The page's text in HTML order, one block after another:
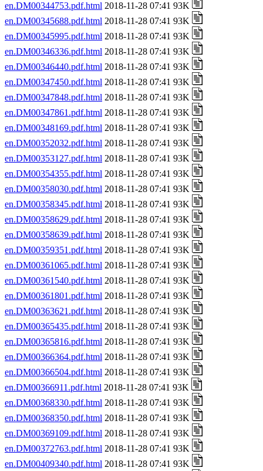
en.DM00344753.pdf.html 2018-11-28 07:41 93K
en.DM00345688.pdf.html 2018-11-28 07:41 93K
en.DM00345995.pdf.html 2018-11-28 07:41 93K
en.DM00346336.pdf.html 2018-11-28 07:41 93K
en.DM00346440.pdf.html 2018-11-28 07:41 93K
en.DM00347450.pdf.html 2018-11-28 07:41 93K
en.DM00347848.pdf.html 2018-11-28 07:41 93K
en.DM00347861.pdf.html 2018-11-28 07:41 93K
en.DM00348169.pdf.html 2018-11-28 07:41 93K
en.DM00352032.pdf.html 2018-11-28 07:41 93K
en.DM00353127.pdf.html 2018-11-28 07:41 93K
en.DM00354355.pdf.html 2018-11-28 07:41 93K
en.DM00358030.pdf.html 2018-11-28 07:41 93K
en.DM00358345.pdf.html 2018-11-28 07:41 93K
en.DM00358629.pdf.html 2018-11-28 07:41 93K
en.DM00358639.pdf.html 2018-11-28 07:41 93K
en.DM00359351.pdf.html 2018-11-28 07:41 93K
en.DM00361065.pdf.html 2018-11-28 07:41 93K
en.DM00361540.pdf.html 2018-11-28 07:41 93K
en.DM00361801.pdf.html 2018-11-28 07:41 93K
en.DM00363621.pdf.html 2018-11-28 07:41 93K
en.DM00365435.pdf.html 2018-11-28 07:41 93K
en.DM00365816.pdf.html 2018-11-28 07:41 93K
en.DM00366364.pdf.html 2018-11-28 07:41 93K
en.DM00366504.pdf.html 2018-11-28 07:41 93K
en.DM00366911.pdf.html 2018-11-28 07:41 93K
en.DM00368330.pdf.html 2018-11-28 07:41 93K
en.DM00368350.pdf.html 2018-11-28 07:41 93K
en.DM00369109.pdf.html 2018-11-28 07:41 93K
en.DM00372763.pdf.html 2018-11-28 07:41 93K
en.DM00409340.pdf.html 2018-11-28 07:41 93K